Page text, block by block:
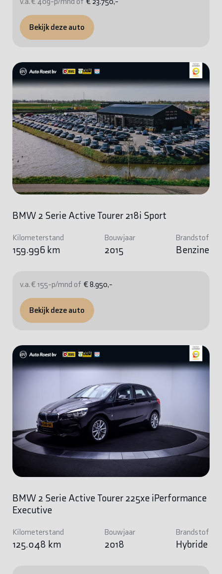
Bekijk deze auto
BMW 2 Serie Active Tourer 218i Sport
Kilometerstand
159.996 km
Bouwjaar
2015
Brandstof
Benzine
v.a. € 155-p/mnd of € 8.950,-
Bekijk deze auto
BMW 2 Serie Active Tourer 225xe iPerformance
Executive
Kilometerstand
125.048 km
Bouwjaar
2018
Brandstof
Hybride